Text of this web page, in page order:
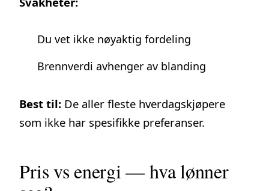
Du vet ikke nøyaktig fordeling
Brennverdi avhenger av blanding
Best til: De aller fleste hverdagskjøpere
som ikke har spesifikke preferanser.
Pris vs energi — hva lønner